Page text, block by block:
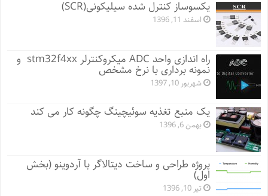
یکسوساز کنترل شده سیلیکونی(SCR)
اسفند 11, 1396
راه اندازی واحد ADC میکروکنترلر stm32f4xx و
نمونه برداری با نرخ مشخص
شهریور 10, 1397
یک منبع تغذیه سوئیچینگ چگونه کار می کند
بهمن 6, 1396
پروژه طراحی و ساخت دیتالاگر با آردوینو (بخش
اول)
تیر 10, 1396